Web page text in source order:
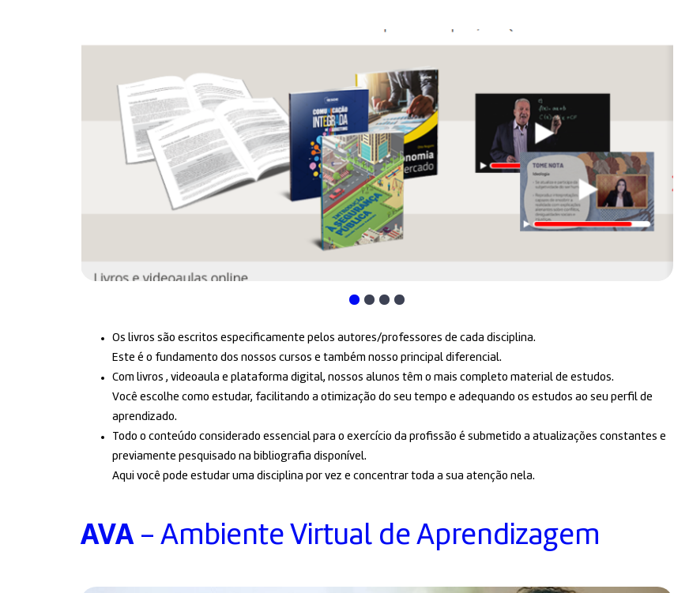
Os livros são escritos especificamente pelos autores/professores de cada disciplina.
Este é o fundamento dos nossos cursos e também nosso principal diferencial.
Com livros , videoaula e plataforma digital, nossos alunos têm o mais completo material de estudos.
Você escolhe como estudar, facilitando a otimização do seu tempo e adequando os estudos ao seu perfil de
aprendizado.
Todo o conteúdo considerado essencial para o exercício da profissão é submetido a atualizações constantes e
previamente pesquisado na bibliografia disponível.
Aqui você pode estudar uma disciplina por vez e concentrar toda a sua atenção nela.
AVA- Ambiente Virtual de Aprendizagem